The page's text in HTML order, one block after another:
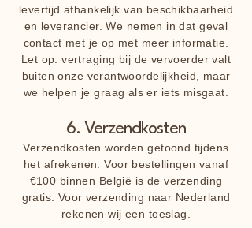
levertijd afhankelijk van beschikbaarheid
en leverancier. We nemen in dat geval
contact met je op met meer informatie.
Let op: vertraging bij de vervoerder valt
buiten onze verantwoordelijkheid, maar
we helpen je graag als er iets misgaat.
6. Verzendkosten
Verzendkosten worden getoond tijdens
het afrekenen. Voor bestellingen vanaf
€100 binnen België is de verzending
gratis. Voor verzending naar Nederland
rekenen wij een toeslag.